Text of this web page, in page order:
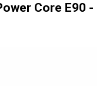
Core E90 -